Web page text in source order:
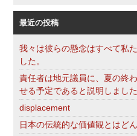
最近の投稿
我々は彼らの懸念はすべて私
した。
責任者は地元議員に、夏の終
せる予定であると説明しました
displacement
日本の伝統的な価値観とはど